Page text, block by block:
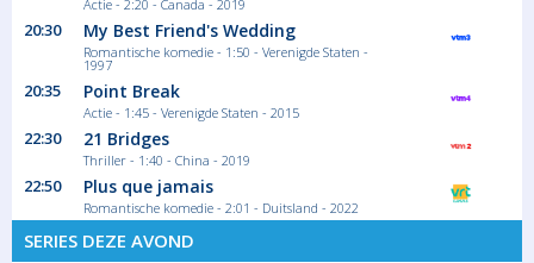
Météo
Het weer
21:05
Petits plats en équilibre
Dès le lundi 6 juillet et ce jusqu'au 6...
Actie - 2:20 - Canada - 2019
20:30 My Best Friend's Wedding
Romantische komedie - 1:50 - Verenigde Staten -
1997
20:35 Point Break
Actie - 1:45 - Verenigde Staten - 2015
22:30 21 Bridges
Thriller - 1:40 - China - 2019
22:50 Plus que jamais
Romantische komedie - 2:01 - Duitsland - 2022
SERIES DEZE AVOND